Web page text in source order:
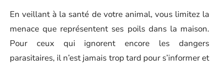
En veillant à la santé de votre animal, vous limitez la
menace que représentent ses poils dans la maison.
Pour ceux qui ignorent encore les dangers
parasitaires, il n’est jamais trop tard pour s’informer et